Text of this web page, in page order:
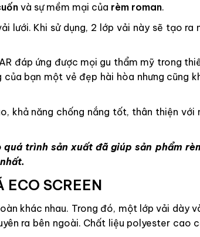
và sự mềm mại của rèm roman.
lưới. Khi sử dụng, 2 lớp vải này sẽ tạo ra
đáp ứng được mọi gu thẩm mỹ trong
bạn một vẻ đẹp hài hòa nhưng cũng
khả năng chống nắng tốt, thân thiện
trình sản xuất đã giúp sản phẩm
ECO SCREEN
khác nhau. Trong đó, một lớp vải dày
ra bên ngoài. Chất liệu polyester cao